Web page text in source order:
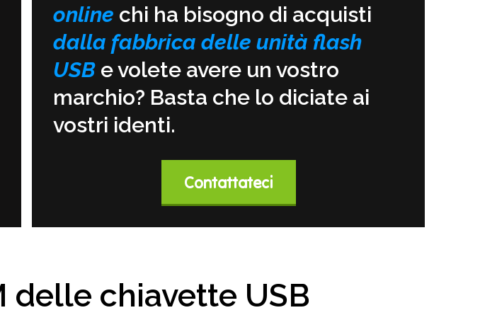
online chi ha bisogno di acquisti
dalla fabbrica delle unità flash
USB e volete avere un vostro
marchio? Basta che lo diciate ai
vostri identi.
Contattateci
delle chiavette USB